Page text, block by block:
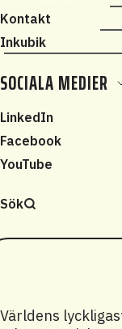
Kontakt
Inkubik
SOCIALA MEDIER
LinkedIn
Facebook
YouTube
Sök
Världens